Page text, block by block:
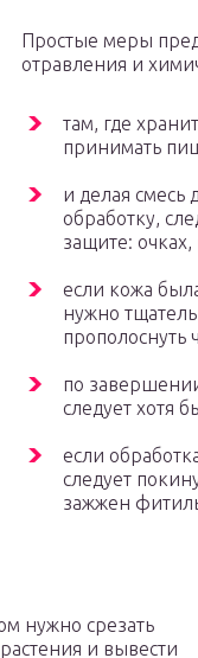
Простые меры
отравления и
там, где
принимать
и делая смесь
обработку,
защите:
если кожа
нужно
прополоснуть
по
следует хотя
если
следует
зажжен
нужно срезать
и вывести